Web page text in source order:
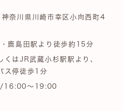
奈川県川崎市幸区小向西町4
鹿島田駅より徒歩約15分
くはJR武蔵小杉駅駅より、
ス停徒歩1分
16:00～19:00